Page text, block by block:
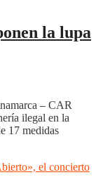
la lupa
– CAR
ilegal en la
17 medidas